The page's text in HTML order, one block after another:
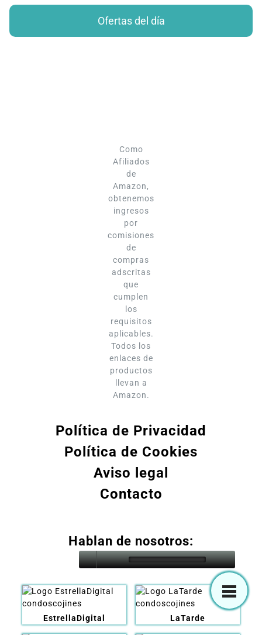
Ofertas del día
Como
Afiliados
de
Amazon,
obtenemos
ingresos
por
comisiones
de
compras
adscritas
que
cumplen
los
requisitos
aplicables.
Todos los
enlaces de
productos
llevan a
Amazon.
Política de Privacidad
Política de Cookies
Aviso legal
Contacto
Hablan de nosotros:
EstrellaDigital LaTarde